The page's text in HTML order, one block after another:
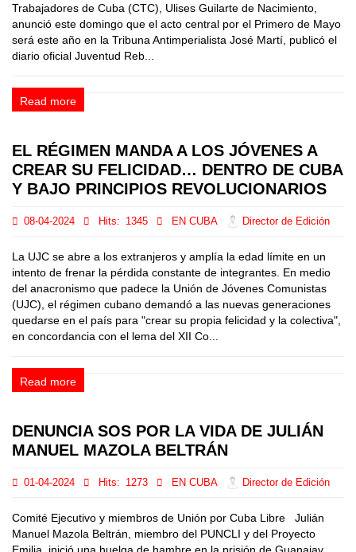
Trabajadores de Cuba (CTC), Ulises Guilarte de Nacimiento,
anunció este domingo que el acto central por el Primero de Mayo
será este año en la Tribuna Antimperialista José Martí, publicó el
diario oficial Juventud Reb...
Read more
EL RÉGIMEN MANDA A LOS JÓVENES A
CREAR SU FELICIDAD… DENTRO DE CUBA
Y BAJO PRINCIPIOS REVOLUCIONARIOS
08-04-2024 Hits: 1345 EN CUBA Director de Edición
La UJC se abre a los extranjeros y amplía la edad límite en un
intento de frenar la pérdida constante de integrantes. En medio
del anacronismo que padece la Unión de Jóvenes Comunistas
(UJC), el régimen cubano demandó a las nuevas generaciones
quedarse en el país para "crear su propia felicidad y la colectiva",
en concordancia con el lema del XII Co...
Read more
DENUNCIA SOS POR LA VIDA DE JULIÁN
MANUEL MAZOLA BELTRÁN
01-04-2024 Hits: 1273 EN CUBA Director de Edición
Comité Ejecutivo y miembros de Unión por Cuba Libre Julián
Manuel Mazola Beltrán, miembro del PUNCLI y del Proyecto